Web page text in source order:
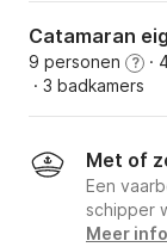
Catamaran
9 personen ? ·
· 3 badkamers
Met of
Een
schipper
Meer